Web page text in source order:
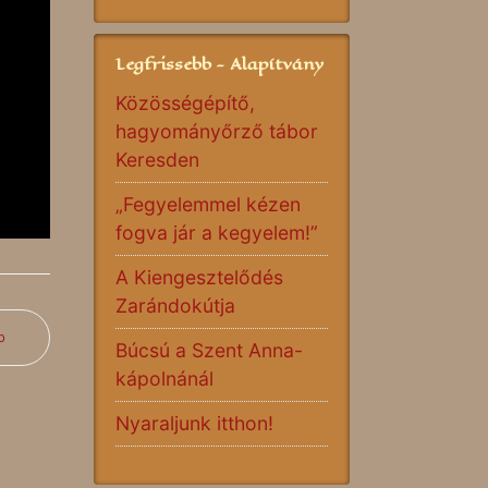
Legfrissebb - Alapítvány
Közösségépítő,
hagyományőrző tábor
Keresden
„Fegyelemmel kézen
fogva jár a kegyelem!”
A Kiengesztelődés
Zarándokútja
Búcsú a Szent Anna-
kápolnánál
Nyaraljunk itthon!